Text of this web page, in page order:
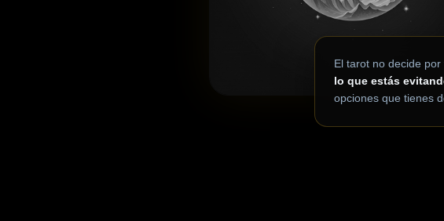
El tarot no decide por
lo que estás
opciones que tienes